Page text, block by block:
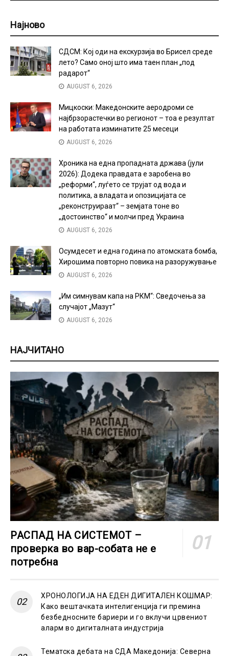
Најново
СДСМ: Кој оди на екскурзија во Брисел среде
лето? Само оној што има таен план „под
радарот“
AUGUST 6, 2026
Мицкоски: Македонските аеродроми се
најбрзорастечки во регионот – тоа е резултат
на работата изминатите 25 месеци
AUGUST 6, 2026
Хроника на една пропадната држава (јули
2026): Додека правдата е заробена во
„реформи“, луѓето се трујат од вода и
политика, а владата и опозицијата се
„реконструираат“ – земјата тоне во
„достоинство“ и молчи пред Украина
AUGUST 6, 2026
Осумдесет и една година по атомската бомба,
Хирошима повторно повика на разоружување
AUGUST 6, 2026
„Им симнувам капа на РКМ“: Сведочења за
случајот „Мазут“
AUGUST 6, 2026
НАЈЧИТАНО
РАСПАД НА СИСТЕМОТ –
проверка во вар-собата не е
потребна
ХРОНОЛОГИЈА НА ЕДЕН ДИГИТАЛЕН КОШМАР:
Како вештачката интелигенција ги премина
безбедносните бариери и го вклучи црвениот
аларм во дигиталната индустрија
Тематска дебата на СДА Македонија: Северна